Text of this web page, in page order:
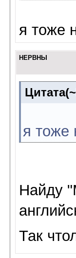
я тоже
НЕРВНЫ
я тоже
Найду
Так